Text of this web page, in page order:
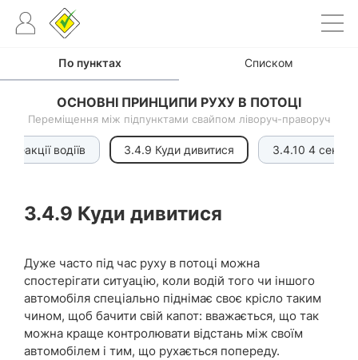
По пунктах Списком
ОСНОВНІ ПРИНЦИПИ РУХУ В ПОТОЦІ
Переміщення між підпунктами свайпом ліворуч-праворуч
водіїв 3.4.9 Куди дивитися 3.4.10 4
3.4.9 Куди дивитися
Дуже часто під час руху в потоці можна
спостерігати ситуацію, коли водій того чи іншого
автомобіля спеціально піднімає своє крісло таким
чином, щоб бачити свій капот: вважається, що так
можна краще контролювати відстань між своїм
автомобілем і тим, що рухається попереду.